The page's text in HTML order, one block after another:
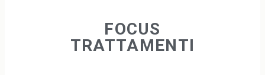
FOCUS
TRATTAMENTI